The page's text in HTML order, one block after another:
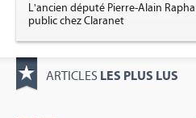
L'ancien député Pierre-Alain
public chez Claranet
ARTICLES LES PLUS LUS